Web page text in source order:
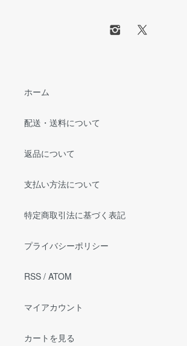
ホーム
配送・送料について
返品について
支払い方法について
特定商取引法に基づく表記
プライバシーポリシー
RSS / ATOM
マイアカウント
カートを見る